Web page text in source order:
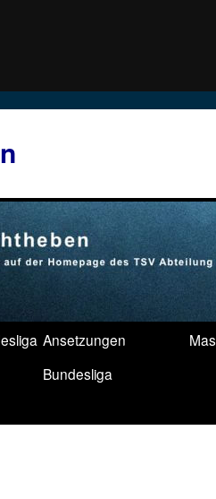
Ansetzungen
Bundesliga